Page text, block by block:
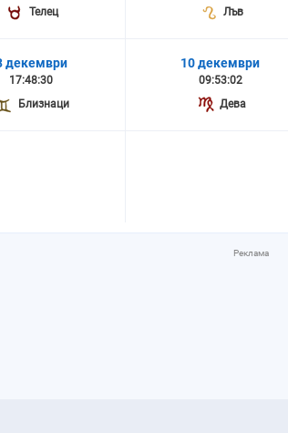
Телец
Лъв
декември
17:48:30
Близнаци
10 декември
09:53:02
Дева